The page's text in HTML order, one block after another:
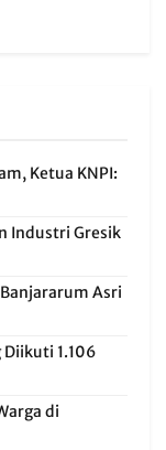
Ketua KNPI:
Industri Gresik
Asri
Diikuti 1.106
di